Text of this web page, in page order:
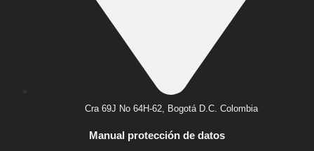
Cra 69J No 64H-62, Bogotá D.C. Colombia
Manual protección de datos